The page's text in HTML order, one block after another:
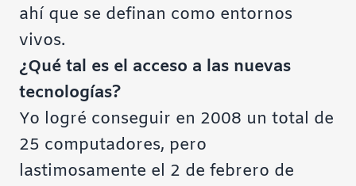
ahí que se definan como entornos
vivos.
¿Qué tal es el acceso a las nuevas
tecnologías?
Yo logré conseguir en 2008 un total de
25 computadores, pero
lastimosamente el 2 de febrero de